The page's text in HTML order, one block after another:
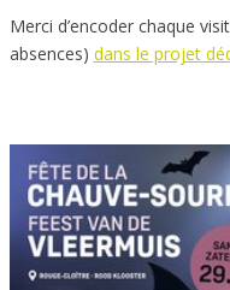
Merci d’encoder chaque
absences) dans le projet